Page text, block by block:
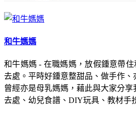
和牛媽媽
和牛媽媽 - 在職媽媽，放假鍾意帶
去處。平時好鍾意整甜品、做手作
曾經亦是母乳媽媽，藉此與大家分
去處、幼兒食譜、DIY玩具、教材手